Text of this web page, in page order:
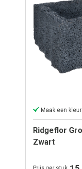
Ridgeflor
Zwart